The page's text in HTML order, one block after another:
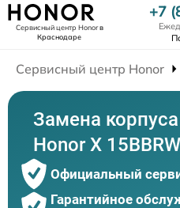
Сервисный центр Honorв
Краснодаре
+7
Сервисный центр Honor
Замена
Honor X
Официальный
Гарантийное